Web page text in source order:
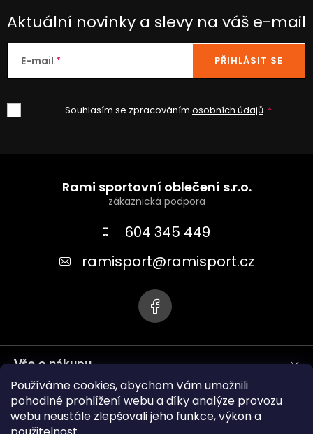
Používáme cookies, abychom Vám umožnili
pohodlné prohlížení webu a díky analýze provozu
webu neustále zlepšovali jeho funkce, výkon a
Aktuální novinky a slevy na váš e-mail
E-mail
Souhlasím se zpracováním osobních údajů.
PŘIHLÁSIT SE
Rami sportovní oblečení s.r.o.
604 345 449
ramisport@ramisport.cz
Vše o nákupu
Informace pro vás